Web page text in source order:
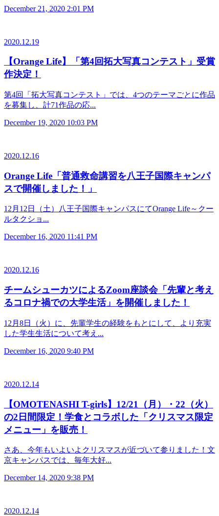
December 21, 2020 2:01 PM
2020.12.19
【Orange Life】「第4回拓大写真コンテスト」受賞
作決定！
第4回「拓大写真コンテスト」では、4つのテーマごとに作品
を募集し、計71作品の応...
December 19, 2020 10:03 PM
2020.12.16
Orange Life「普通救命講習を八王子国際キャンパ
スで開催しました！」
12月12日（土）八王子国際キャンパスにてOrange Life～クー
ルタクショ...
December 16, 2020 11:41 PM
2020.12.16
チームシューカツによるZoom座談会「先輩と考え
るコロナ禍での大学生活」を開催しました！
12月8日（火）に、先輩学生の経験をもとにして、より充実
した学生生活について考え...
December 16, 2020 9:40 PM
2020.12.14
【OMOTENASHI T-girls】12/21（月）・22（火）
の2日間限定！学食とコラボした「クリスマス限定
メニュー」を販売！
さあ、今年もいよいよクリスマスが近づいて参りました！文
京キャンパスでは、毎年大好...
December 14, 2020 9:38 PM
2020.12.14